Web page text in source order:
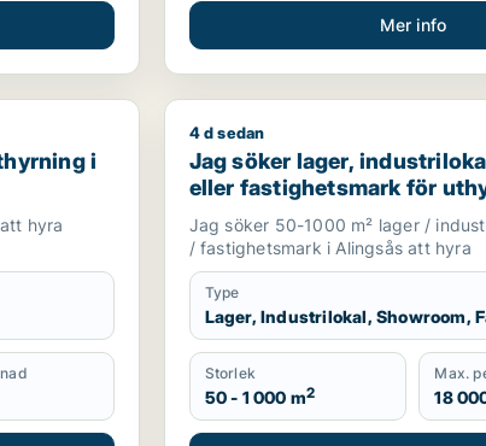
Mer info
i Skara
i
hyra
Jag söker lager, industrilokal,
4 d sedan
Jag söker lager,
eller fastighetsmark för
Alingsås
Jag söker 50-1000 m² lager /
/ fastighetsmark i Alingsås att hyra
Type
Lager, Industrilokal, Showroom,
Storlek
50 - 1 000 m2
Max.
18